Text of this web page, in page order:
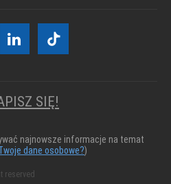
SIĘ!
najnowsze informacje na temat
dane osobowe?)
reserved